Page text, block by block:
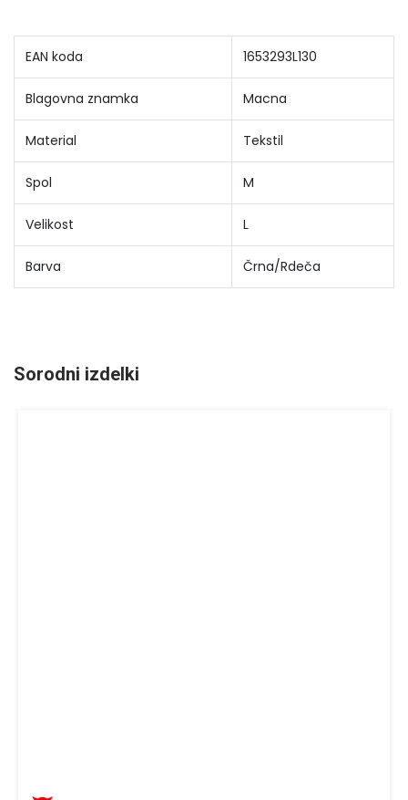
EAN koda 1653293L130
Blagovna znamka Macna
Material Tekstil
Spol M
Velikost L
Barva Črna/Rdeča
Sorodni izdelki